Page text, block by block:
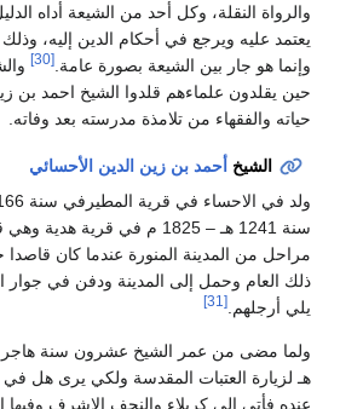
والرواة النقلة، وكل أحد من الشيعة أداه
يعتمد عليه ويرجع في أحكام الدين إليه،
وإنما هو جار بين الشيعة بصورة عامة. [30]
حين يقلدون علماءهم قلدوا الشيخ احمد بن
حياته والفقهاء من تلامذة مدرسته بعد وفاته.
الشيخ أحمد بن زين الدين الأحسائي
سنة 1241 هـ – 1825 م في قرية
مراحل من المدينة المنورة عندما كان
ذلك العام وحمل إلى المدينة ودفن في جوار
يلي أرجلهم. [31]
هـ لزيارة العتبات المقدسة ولكي يرى هل في
عنده فأتى إلى كربلاء والنجف الاشرف وفيها